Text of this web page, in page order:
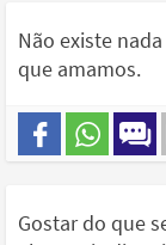
Não existe
que amamos.
Gostar do que